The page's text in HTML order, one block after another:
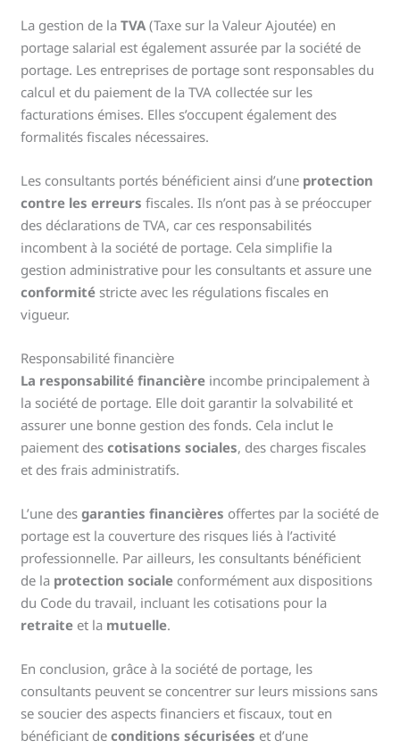
La gestion de laTVA(Taxe sur la Valeur Ajoutée) en
portage salarial est également assurée par la société de
portage. Les entreprises de portage sont responsables du
calcul et du paiement de la TVA collectée sur les
facturations émises. Elles s’occupent également des
formalités fiscales nécessaires.
Les consultants portés bénéficient ainsi d’une protection
contre les erreurs fiscales. Ils n’ont pas à se préoccuper
des déclarations de TVA, car ces responsabilités
incombent à la société de portage. Cela simplifie la
gestion administrative pour les consultants et assure une
conformité stricte avec les régulations fiscales en
vigueur.
Responsabilité financière
La responsabilité financière incombe principalement à
la société de portage. Elle doit garantir la solvabilité et
assurer une bonne gestion des fonds. Cela inclut le
paiement descotisations sociales, des charges fiscales
et des frais administratifs.
L’une desgaranties financières offertes par la société de
portage est la couverture des risques liés à l’activité
professionnelle. Par ailleurs, les consultants bénéficient
de la protection sociale conformément aux dispositions
du Code du travail, incluant les cotisations pour la
retraite et la mutuelle.
En conclusion, grâce à la société de portage, les
consultants peuvent se concentrer sur leurs missions sans
se soucier des aspects financiers et fiscaux, tout en
bénéficiant deconditions sécurisées et d’une